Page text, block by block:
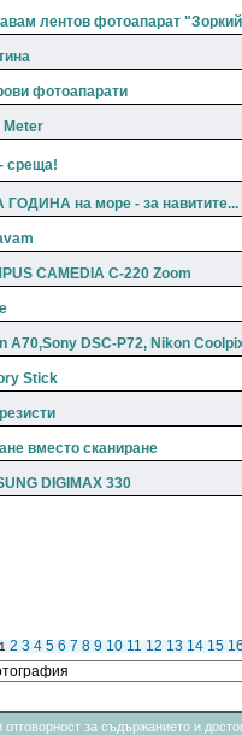
лентов фотоапарат
фотоапарати
Meter
среща!
ГОДИНА на море - за навитите...
CAMEDIA C-220 Zoom
A70,Sony DSC-P72, Nikon
Stick
вместо сканиране
DIGIMAX 330
2 3 4 5 6 7 8 9 10 11 12 13 14 15
за съдържанието и